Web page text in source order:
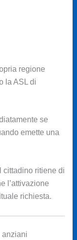
regione
la ASL di
se
emette una
cittadino ritiene di
l’attivazione
richiesta.
anziani